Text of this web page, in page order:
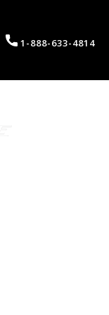
1-888-633-4814